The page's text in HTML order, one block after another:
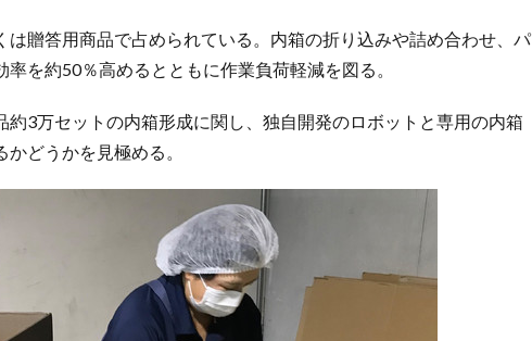
贈答用商品で占められている。内箱の折り込みや詰め合わせ、パ
を約50％高めるとともに作業負荷軽減を図る。
3万セットの内箱形成に関し、独自開発のロボットと専用の内箱
どうかを見極める。